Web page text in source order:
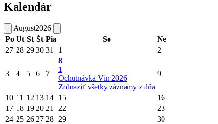
Kalendár
August2026
Po Ut St Št Pia So
Ne
27 28 29 30 31 1 2
3 4 5 6 7
8
1
Ochutnávka Vín 2026
Zobraziť všetky záznamy z dňa
9
10 11 12 13 14 15
16
17 18 19 20 21 22
23
24 25 26 27 28 29
30